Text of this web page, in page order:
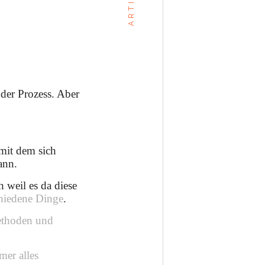
Prozess. Aber
dem sich
weil es da diese
Dinge.
und
alles